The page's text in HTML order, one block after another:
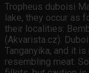
Tropheus duboisi
lake, they occur as
their localities:
(Akvarista.cz).
Tanganyika, and it
resembling meat.